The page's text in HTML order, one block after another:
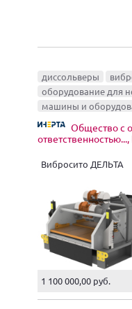
диссольверы
оборудование для
машины и
Общество с
Вибросито ДЕЛЬТА
1 100 000,00 руб.